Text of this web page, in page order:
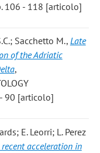
106 - 118 [articolo]
Sacchetto M., Late
of the Adriatic
,
- 90 [articolo]
E. Leorri; L. Perez
acceleration in